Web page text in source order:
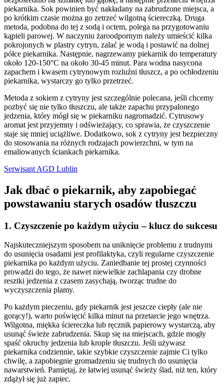
piekarnika. Sok powinien być nakładany na zabrudzone miejsca, a
po krótkim czasie można go zetrzeć wilgotną ściereczką. Druga
metoda, podobna do tej z sodą i octem, polega na przygotowaniu
kąpieli parowej. W naczyniu żaroodpornym należy umieścić kilka
pokrojonych w plastry cytryn, zalać je wodą i postawić na dolnej
półce piekarnika. Następnie, nagrzewamy piekarnik do temperatury
około 120-150°C na około 30-45 minut. Para wodna nasycona
zapachem i kwasem cytrynowym rozluźni tłuszcz, a po ochłodzeniu
piekarnika, wystarczy go tylko przetrzeć.
Metoda z sokiem z cytryny jest szczególnie polecana, jeśli chcemy
pozbyć się nie tylko tłuszczu, ale także zapachu przypalonego
jedzenia, który mógł się w piekarniku nagromadzić. Cytrusowy
aromat jest przyjemny i odświeżający, co sprawia, że czyszczenie
staje się mniej uciążliwe. Dodatkowo, sok z cytryny jest bezpieczny
do stosowania na różnych rodzajach powierzchni, w tym na
emaliowanych ściankach piekarnika.
Serwisant AGD Lublin
Jak dbać o piekarnik, aby zapobiegać
powstawaniu starych osadów tłuszczu
1. Czyszczenie po każdym użyciu – klucz do sukcesu
Najskuteczniejszym sposobem na uniknięcie problemu z trudnymi
do usunięcia osadami jest profilaktyka, czyli regularne czyszczenie
piekarnika po każdym użyciu. Zaniedbanie tej prostej czynności
prowadzi do tego, że nawet niewielkie zachlapania czy drobne
resztki jedzenia z czasem zasychają, tworząc trudne do
wyczyszczenia plamy.
Po każdym pieczeniu, gdy piekarnik jest jeszcze ciepły (ale nie
gorący!), warto poświęcić kilka minut na przetarcie jego wnętrza.
Wilgotna, miękka ściereczka lub ręcznik papierowy wystarczą, aby
usunąć świeże zabrudzenia. Skup się na miejscach, gdzie mogły
spaść okruchy jedzenia lub krople tłuszczu. Jeśli używasz
piekarnika codziennie, takie szybkie czyszczenie zajmie Ci tylko
chwilę, a zapobiegnie gromadzeniu się trudnych do usunięcia
nawarstwień. Pamiętaj, że łatwiej usunąć świeży ślad, niż ten, który
zdążył się już zapiec.